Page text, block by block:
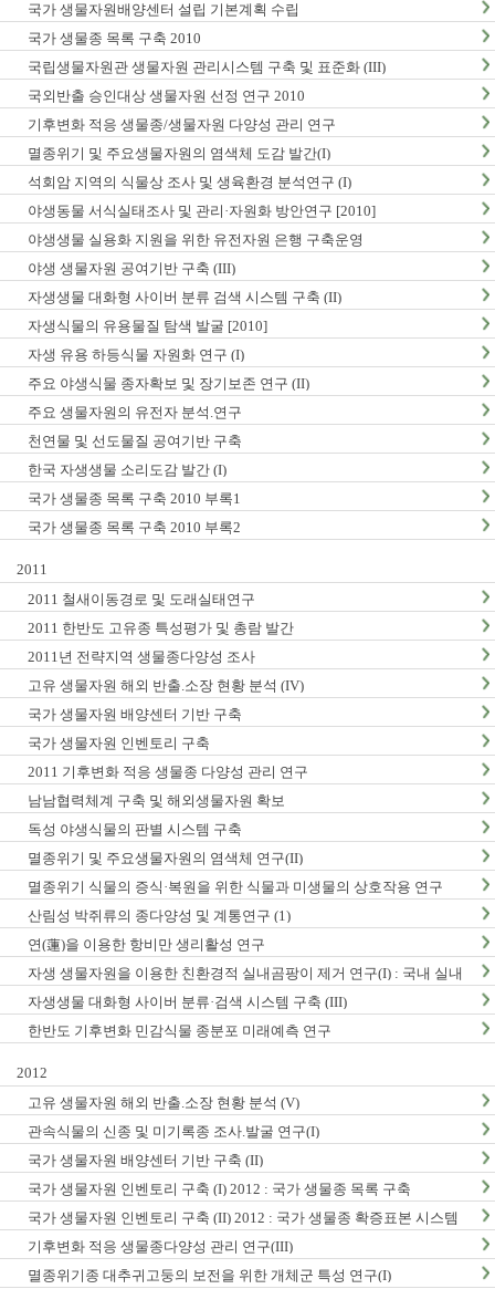
국가 생물자원배양센터 설립 기본계획 수립
국가 생물종 목록 구축 2010
국립생물자원관 생물자원 관리시스템 구축 및 표준화 (III)
국외반출 승인대상 생물자원 선정 연구 2010
기후변화 적응 생물종/생물자원 다양성 관리 연구
멸종위기 및 주요생물자원의 염색체 도감 발간(I)
석회암 지역의 식물상 조사 및 생육환경 분석연구 (I)
야생동물 서식실태조사 및 관리·자원화 방안연구 [2010]
야생생물 실용화 지원을 위한 유전자원 은행 구축운영
야생 생물자원 공여기반 구축 (III)
자생생물 대화형 사이버 분류 검색 시스템 구축 (II)
자생식물의 유용물질 탐색 발굴 [2010]
자생 유용 하등식물 자원화 연구 (I)
주요 야생식물 종자확보 및 장기보존 연구 (II)
주요 생물자원의 유전자 분석.연구
천연물 및 선도물질 공여기반 구축
한국 자생생물 소리도감 발간 (I)
국가 생물종 목록 구축 2010 부록1
국가 생물종 목록 구축 2010 부록2
2011
2011 철새이동경로 및 도래실태연구
2011 한반도 고유종 특성평가 및 총람 발간
2011년 전략지역 생물종다양성 조사
고유 생물자원 해외 반출.소장 현황 분석 (IV)
국가 생물자원 배양센터 기반 구축
국가 생물자원 인벤토리 구축
2011 기후변화 적응 생물종 다양성 관리 연구
남남협력체계 구축 및 해외생물자원 확보
독성 야생식물의 판별 시스템 구축
멸종위기 및 주요생물자원의 염색체 연구(II)
멸종위기 식물의 증식·복원을 위한 식물과 미생물의 상호작용 연구
산림성 박쥐류의 종다양성 및 계통연구 (1)
연(蓮)을 이용한 항비만 생리활성 연구
자생 생물자원을 이용한 친환경적 실내곰팡이 제거 연구(I) : 국내 실내
곰팡이 현황 및 검출법 개발
자생생물 대화형 사이버 분류·검색 시스템 구축 (III)
한반도 기후변화 민감식물 종분포 미래예측 연구
2012
고유 생물자원 해외 반출.소장 현황 분석 (V)
관속식물의 신종 및 미기록종 조사.발굴 연구(I)
국가 생물자원 배양센터 기반 구축 (II)
국가 생물자원 인벤토리 구축 (I) 2012 : 국가 생물종 목록 구축
국가 생물자원 인벤토리 구축 (II) 2012 : 국가 생물종 확증표본 시스템
구축
기후변화 적응 생물종다양성 관리 연구(III)
멸종위기종 대추귀고둥의 보전을 위한 개체군 특성 연구(I)